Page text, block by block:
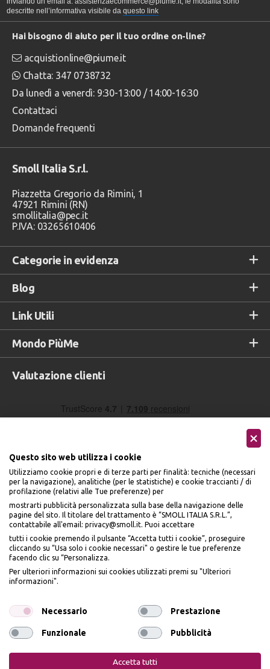
descritte nell’informativa visibile da questo link
Categorie in evidenza
Blog
Link Utili
Mondo PiùMe
Hai bisogno di aiuto per il tuo ordine on-line?
acquistionline@piume.it
Chatta: 347 0738732
Da lunedì a venerdì: 9:30-13:00 / 14:00-16:30
Contattaci
Domande frequenti
Smoll Italia S.r.l.
Piazzetta Gregorio da Rimini, 1
47921 Rimini (RN)
smollitalia@pec.it
P.IVA: 03265610406
Valutazione clienti
Accettiamo
Seguici sui social
Privacy Policy Cookie Policy
Questo sito web utilizza i cookie
Utilizziamo cookie propri e di terze parti per finalità: tecniche (necessari
per la navigazione), analitiche (per le statistiche) e cookie traccianti / di
profilazione (relativi alle Tue preferenze) per
mostrarti pubblicità personalizzata sulla base della navigazione delle
pagine del sito. Il titolare del trattamento è “SMOLL ITALIA S.R.L.”,
contattabile all'email: privacy@smoll.it. Puoi accettare
tutti i cookie premendo il pulsante “Accetta tutti i cookie”, proseguire
cliccando su “Usa solo i cookie necessari" o gestire le tue preferenze
facendo clic su “Personalizza.
Per ulteriori informazioni sui cookies utilizzati premi su "Ulteriori
informazioni".
Necessario Prestazione
Funzionale Pubblicità
Accetta tutti
BENVENUTO DA
PIÙME
IL10% DI SCONTO
dell’art. 13 del Reg UE 2016/679 e presto il mio consenso a ricevere email
promozionali. In qualsiasi momento è possibile revocare il consenso